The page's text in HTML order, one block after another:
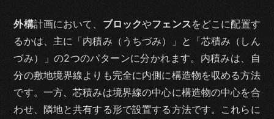
外構計画において、 ブロックやフェンスをどこに配置す
るかは、主に「内積み（うちづみ）」と「芯積み（しん
づみ）」の2つのパターンに分かれます。内積みは、自
分の敷地境界線よりも完全に内側に構造物を収める方法
です。一方、芯積みは境界線の中心に構造物の中心を合
わせ、隣地と共有する形で設置する方法です。これらに